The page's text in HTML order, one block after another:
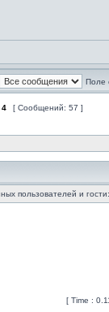
Поле
4 [ Сообщений: 57 ]
пользователей и
[ Time :